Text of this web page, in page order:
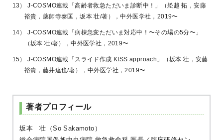
13） J-COSMO連載「高齢者救急ただいま診断中！」（舩越 拓，安藤
裕貴，薬師寺泰匡，坂本 壮/著），中外医学社，2019〜
14） J-COSMO連載「病棟急変ただいま対応中！〜その場の5分〜」
（坂本 壮/著），中外医学社，2019〜
15） J-COSMO連載「スライド作成 KISS approach」（坂本 壮，安藤
裕貴，藤井達也/著），中外医学社，2019〜
坂本 壮（So Sakamoto）